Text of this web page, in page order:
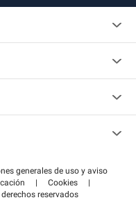
generales de uso y aviso
| Cookies
|
reservados